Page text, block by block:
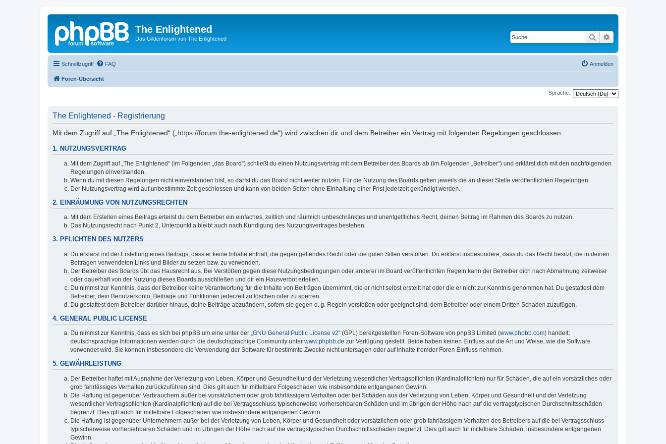
The Enlightened
Das Gildenforum von The Enlightened Suche
Schnellzugriff FAQ Anmelden
Foren-Übersicht
Sprache:
The Enlightened - Registrierung
Mit dem Zugriff auf „The Enlightened“ („https://forum.the-enlightened.de“) wird zwischen dir und dem Betreiber ein Vertrag mit folgenden Regelungen geschlossen:
1. NUTZUNGSVERTRAG
Mit dem Zugriff auf „The Enlightened“ (im Folgenden „das Board“) schließt du einen Nutzungsvertrag mit dem Betreiber des Boards ab (im Folgenden „Betreiber“) und erklärst dich mit den nachfolgenden
Regelungen einverstanden.
Wenn du mit diesen Regelungen nicht einverstanden bist, so darfst du das Board nicht weiter nutzen. Für die Nutzung des Boards gelten jeweils die an dieser Stelle veröffentlichten Regelungen.
Der Nutzungsvertrag wird auf unbestimmte Zeit geschlossen und kann von beiden Seiten ohne Einhaltung einer Frist jederzeit gekündigt werden.
2. EINRÄUMUNG VON NUTZUNGSRECHTEN
Mit dem Erstellen eines Beitrags erteilst du dem Betreiber ein einfaches, zeitlich und räumlich unbeschränktes und unentgeltliches Recht, deinen Beitrag im Rahmen des Boards zu nutzen.
Das Nutzungsrecht nach Punkt 2, Unterpunkt a bleibt auch nach Kündigung des Nutzungsvertrages bestehen.
3. PFLICHTEN DES NUTZERS
Du erklärst mit der Erstellung eines Beitrags, dass er keine Inhalte enthält, die gegen geltendes Recht oder die guten Sitten verstoßen. Du erklärst insbesondere, dass du das Recht besitzt, die in deinen
Beiträgen verwendeten Links und Bilder zu setzen bzw. zu verwenden.
Der Betreiber des Boards übt das Hausrecht aus. Bei Verstößen gegen diese Nutzungsbedingungen oder anderer im Board veröffentlichten Regeln kann der Betreiber dich nach Abmahnung zeitweise
oder dauerhaft von der Nutzung dieses Boards ausschließen und dir ein Hausverbot erteilen.
Du nimmst zur Kenntnis, dass der Betreiber keine Verantwortung für die Inhalte von Beiträgen übernimmt, die er nicht selbst erstellt hat oder die er nicht zur Kenntnis genommen hat. Du gestattest dem
Betreiber, dein Benutzerkonto, Beiträge und Funktionen jederzeit zu löschen oder zu sperren.
Du gestattest dem Betreiber darüber hinaus, deine Beiträge abzuändern, sofern sie gegen o. g. Regeln verstoßen oder geeignet sind, dem Betreiber oder einem Dritten Schaden zuzufügen.
4. GENERAL PUBLIC LICENSE
Du nimmst zur Kenntnis, dass es sich bei phpBB um eine unter der „GNU General Public License v2“ (GPL) bereitgestellten Foren-Software von phpBB Limited (www.phpbb.com) handelt;
deutschsprachige Informationen werden durch die deutschsprachige Community unter www.phpbb.de zur Verfügung gestellt. Beide haben keinen Einfluss auf die Art und Weise, wie die Software
verwendet wird. Sie können insbesondere die Verwendung der Software für bestimmte Zwecke nicht untersagen oder auf Inhalte fremder Foren Einfluss nehmen.
5. GEWÄHRLEISTUNG
Der Betreiber haftet mit Ausnahme der Verletzung von Leben, Körper und Gesundheit und der Verletzung wesentlicher Vertragspflichten (Kardinalpflichten) nur für Schäden, die auf ein vorsätzliches oder
grob fahrlässiges Verhalten zurückzuführen sind. Dies gilt auch für mittelbare Folgeschäden wie insbesondere entgangenen Gewinn.
Die Haftung ist gegenüber Verbrauchern außer bei vorsätzlichem oder grob fahrlässigem Verhalten oder bei Schäden aus der Verletzung von Leben, Körper und Gesundheit und der Verletzung
wesentlicher Vertragspflichten (Kardinalpflichten) auf die bei Vertragsschluss typischerweise vorhersehbaren Schäden und im übrigen der Höhe nach auf die vertragstypischen Durchschnittsschäden
begrenzt. Dies gilt auch für mittelbare Folgeschäden wie insbesondere entgangenen Gewinn.
Die Haftung ist gegenüber Unternehmern außer bei der Verletzung von Leben, Körper und Gesundheit oder vorsätzlichem oder grob fahrlässigem Verhalten des Betreibers auf die bei Vertragsschluss
typischerweise vorhersehbaren Schäden und im Übrigen der Höhe nach auf die vertragstypischen Durchschnittsschäden begrenzt. Dies gilt auch für mittelbare Schäden, insbesondere entgangenen
Gewinn.